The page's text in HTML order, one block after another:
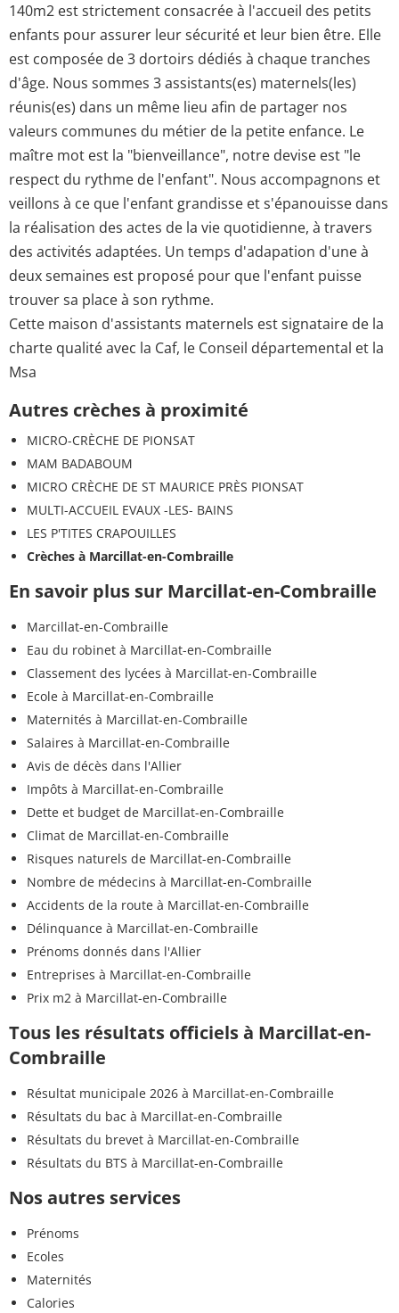
140m2 est strictement consacrée à l'accueil des petits
enfants pour assurer leur sécurité et leur bien être. Elle
est composée de 3 dortoirs dédiés à chaque tranches
d'âge. Nous sommes 3 assistants(es) maternels(les)
réunis(es) dans un même lieu afin de partager nos
valeurs communes du métier de la petite enfance. Le
maître mot est la "bienveillance", notre devise est "le
respect du rythme de l'enfant". Nous accompagnons et
veillons à ce que l'enfant grandisse et s'épanouisse dans
la réalisation des actes de la vie quotidienne, à travers
des activités adaptées. Un temps d'adapation d'une à
deux semaines est proposé pour que l'enfant puisse
trouver sa place à son rythme.
Cette maison d'assistants maternels est signataire de la
charte qualité avec la Caf, le Conseil départemental et la
Msa
Autres crèches à proximité
MICRO-CRÈCHE DE PIONSAT
MAM BADABOUM
MICRO CRÈCHE DE ST MAURICE PRÈS PIONSAT
MULTI-ACCUEIL EVAUX -LES- BAINS
LES P'TITES CRAPOUILLES
Crèches à Marcillat-en-Combraille
En savoir plus sur Marcillat-en-Combraille
Marcillat-en-Combraille
Eau du robinet à Marcillat-en-Combraille
Classement des lycées à Marcillat-en-Combraille
Ecole à Marcillat-en-Combraille
Maternités à Marcillat-en-Combraille
Salaires à Marcillat-en-Combraille
Avis de décès dans l'Allier
Impôts à Marcillat-en-Combraille
Dette et budget de Marcillat-en-Combraille
Climat de Marcillat-en-Combraille
Risques naturels de Marcillat-en-Combraille
Nombre de médecins à Marcillat-en-Combraille
Accidents de la route à Marcillat-en-Combraille
Délinquance à Marcillat-en-Combraille
Prénoms donnés dans l'Allier
Entreprises à Marcillat-en-Combraille
Prix m2 à Marcillat-en-Combraille
Tous les résultats officiels à Marcillat-en-
Combraille
Résultat municipale 2026 à Marcillat-en-Combraille
Résultats du bac à Marcillat-en-Combraille
Résultats du brevet à Marcillat-en-Combraille
Résultats du BTS à Marcillat-en-Combraille
Nos autres services
Prénoms
Ecoles
Maternités
Calories